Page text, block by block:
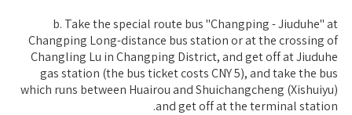
b. Take the special route bus "Changping - Jiuduhe" at
Changping Long-distance bus station or at the crossing of
Changling Lu in Changping District, and get off at Jiuduhe
gas station (the bus ticket costs CNY 5), and take the bus
which runs between Huairou and Shuichangcheng (Xishuiyu)
and get off at the terminal station.